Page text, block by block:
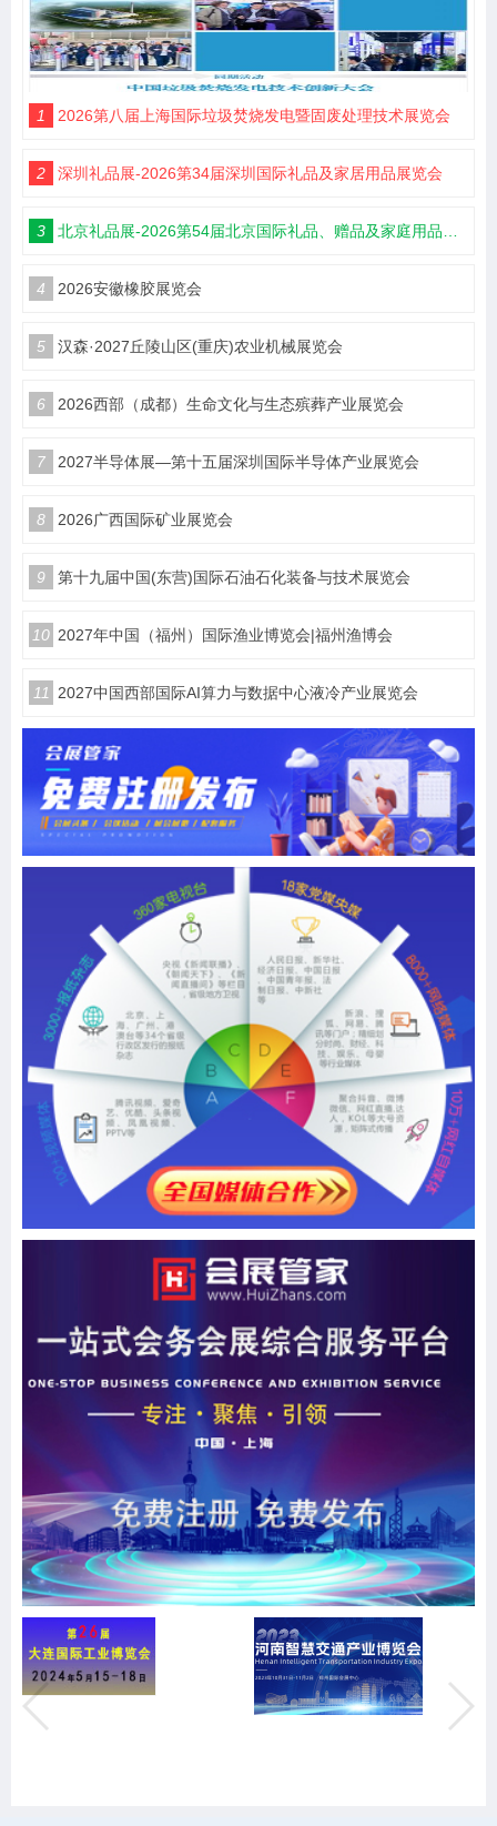
1 2026第八届上海国际垃圾焚烧发电暨固废处理技术展览会
2 深圳礼品展-2026第34届深圳国际礼品及家居用品展览会
3 北京礼品展-2026第54届北京国际礼品、赠品及家庭用品展览会
4 2026安徽橡胶展览会
5 汉森·2027丘陵山区(重庆)农业机械展览会
6 2026西部（成都）生命文化与生态殡葬产业展览会
7 2027半导体展—第十五届深圳国际半导体产业展览会
8 2026广西国际矿业展览会
9 第十九届中国(东营)国际石油石化装备与技术展览会
10 2027年中国（福州）国际渔业博览会|福州渔博会
11 2027中国西部国际AI算力与数据中心液冷产业展览会